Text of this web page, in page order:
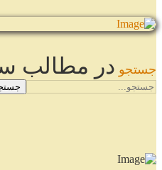
جستجو در مطالب